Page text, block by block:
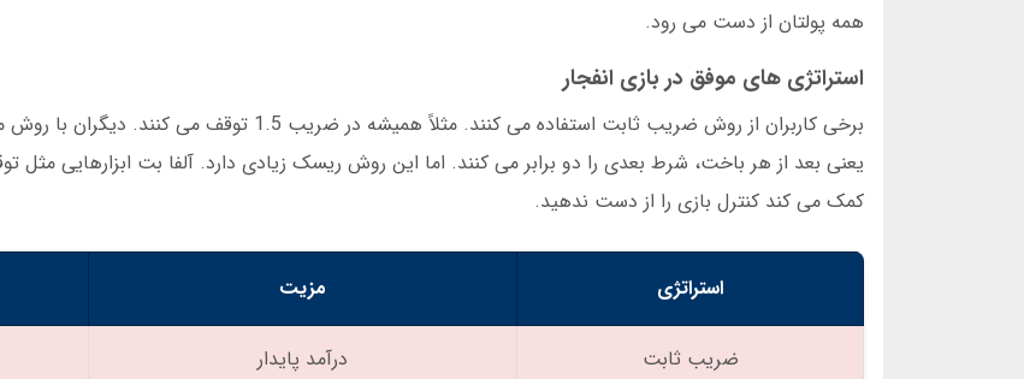
همه پولتان از دست می رود.
استراتژی های موفق در بازی انفجار
برخی کاربران از روش ضریب ثابت استفاده می کنند. مثلاً همیشه در ضریب
یعنی بعد از هر باخت، شرط بعدی را دو برابر می کنند. اما این روش ریسک زیادی دارد. آلفا بت ابزارهایی مثل
کمک می کند کنترل بازی را از دست ندهید.
استراتژی مزیت
ضریب ثابت درآمد پایدار